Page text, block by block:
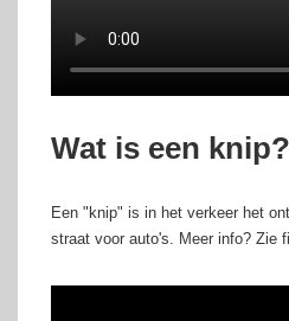
Wat is een knip?
Een "knip" is in het verkeer het
straat voor auto's. Meer info? Zie